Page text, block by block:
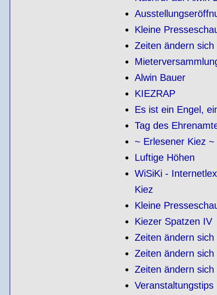
Kleine
Zeiten ändern
Alwin Bauer
KIEZRAP
Es ist ein Engel,
Tag des
~ Erlesener Kiez
Luftige Höhen
WiSiKi -
Kiez
Kleine
Kiezer Spatzen IV
Zeiten ändern sich
Zeiten ändern
Zeiten ändern